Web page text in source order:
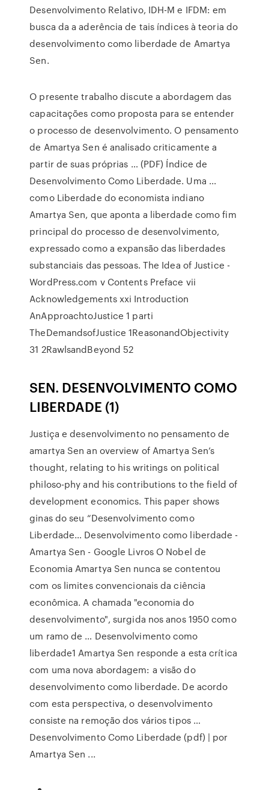
Desenvolvimento Relativo, IDH-M e IFDM: em
busca da a aderência de tais índices à teoria do
desenvolvimento como liberdade de Amartya
Sen.
O presente trabalho discute a abordagem das
capacitações como proposta para se entender
o processo de desenvolvimento. O pensamento
de Amartya Sen é analisado criticamente a
partir de suas próprias … (PDF) Índice de
Desenvolvimento Como Liberdade. Uma ...
como Liberdade do economista indiano
Amartya Sen, que aponta a liberdade como fim
principal do processo de desenvolvimento,
expressado como a expansão das liberdades
substanciais das pessoas. The Idea of Justice -
WordPress.com v Contents Preface vii
Acknowledgements xxi Introduction
AnApproachtoJustice 1 parti
TheDemandsofJustice 1ReasonandObjectivity
31 2RawlsandBeyond 52
SEN. DESENVOLVIMENTO COMO
LIBERDADE (1)
Justiça e desenvolvimento no pensamento de
amartya Sen an overview of Amartya Sen’s
thought, relating to his writings on political
philoso-phy and his contributions to the field of
development economics. This paper shows
ginas do seu “Desenvolvimento como
Liberdade… Desenvolvimento como liberdade -
Amartya Sen - Google Livros O Nobel de
Economia Amartya Sen nunca se contentou
com os limites convencionais da ciência
econômica. A chamada "economia do
desenvolvimento", surgida nos anos 1950 como
um ramo de … Desenvolvimento como
liberdade1 Amartya Sen responde a esta crítica
com uma nova abordagem: a visão do
desenvolvimento como liberdade. De acordo
com esta perspectiva, o desenvolvimento
consiste na remoção dos vários tipos …
Desenvolvimento Como Liberdade (pdf) | por
Amartya Sen ...